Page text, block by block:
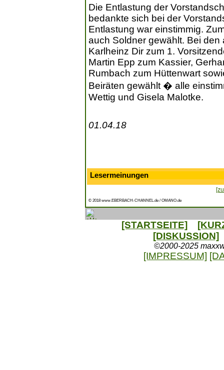
Die Entlastung der
bedankte sich bei der
Entlastung war einstimmig.
auch Soldner gewählt. Bei
Karlheinz Dir zum 1.
Martin Epp zum Kassier,
Rumbach zum Hüttenwart
Beiräten gewählt � alle
Wettig und Gisela Malotke.
01.04.18
Lesermeinungen
© 2018 www.EBERBACH-CHANNEL.de / OMANO.de
[STARTSEITE]
[DISKUSSION]
©2000-2025
[IMPRESSUM]